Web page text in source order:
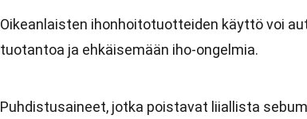
Oikeanlaisten ihonhoitotuotteiden käyttö voi
tuotantoa ja ehkäisemään iho-ongelmia.
Puhdistusaineet, jotka poistavat liiallista